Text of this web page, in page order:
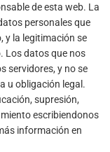
de esta web. La
personales que
y la legitimación se
Los datos que nos
servidores, y no se
u obligación legal.
supresión,
escribiendonos
información en